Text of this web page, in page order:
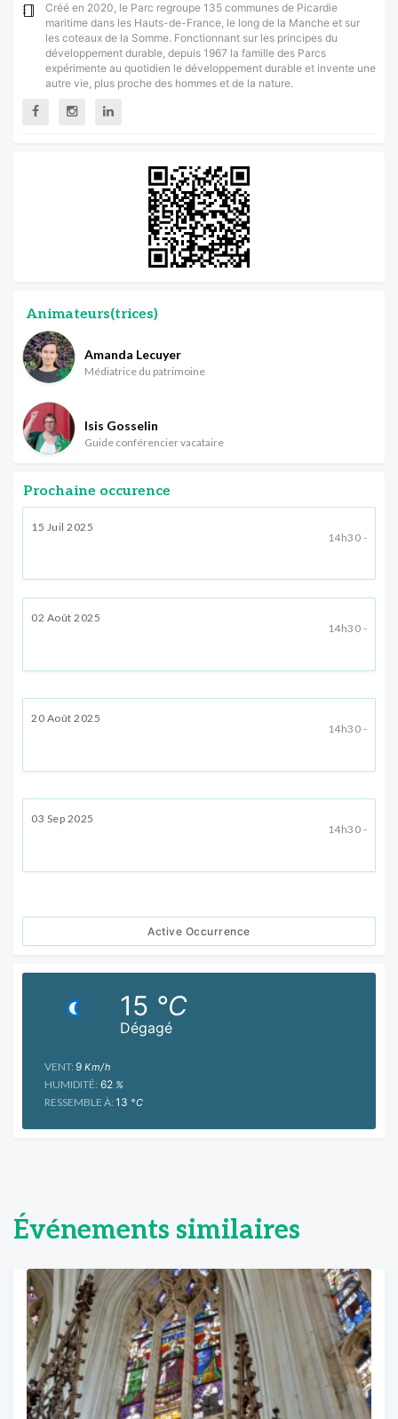
Créé en 2020, le Parc regroupe 135 communes de Picardie
maritime dans les Hauts-de-France, le long de la Manche et sur
les coteaux de la Somme. Fonctionnant sur les principes du
développement durable, depuis 1967 la famille des Parcs
expérimente au quotidien le développement durable et invente une
autre vie, plus proche des hommes et de la nature.
Animateurs(trices)
Amanda Lecuyer
Médiatrice du patrimoine
Isis Gosselin
Guide conférencier vacataire
Prochaine occurence
15 Juil 2025
14h30 -
02 Août 2025
14h30 -
20 Août 2025
14h30 -
03 Sep 2025
14h30 -
Active Occurrence
Dégagé
15 °C
VENT: 9 Km/h
HUMIDITÉ: 62 %
RESSEMBLE À: 13 °C
Événements similaires